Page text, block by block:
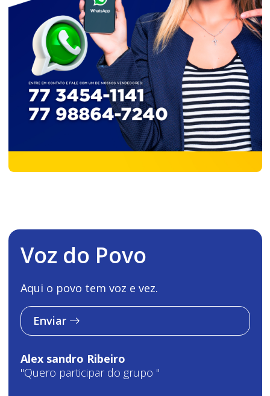
Voz do Povo
Aqui o povo tem voz e vez.
Enviar
Alex sandro Ribeiro
"Quero participar do grupo "